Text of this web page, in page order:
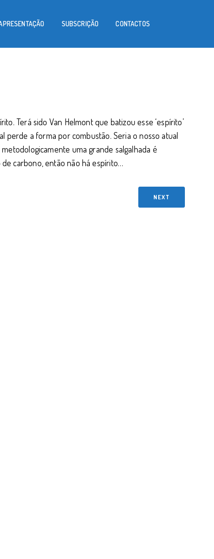
SUBSCRIÇÃO CONTACTOS
Terá sido Van Helmont que batizou esse ‘espírito’
perde a forma por combustão. Seria o nosso atual
uma grande salgalhada é
de carbono, então não há espírito…
NEXT